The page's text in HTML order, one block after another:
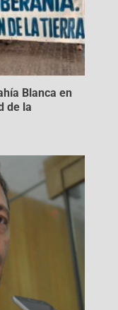
Blanca en
de la